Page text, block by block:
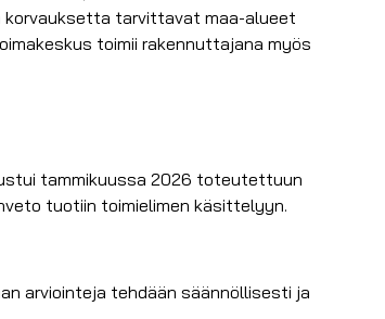
korvauksetta tarvittavat maa-alueet
toimii rakennuttajana myös
tammikuussa 2026 toteutettuun
tuotiin toimielimen käsittelyyn.
arviointeja tehdään säännöllisesti ja